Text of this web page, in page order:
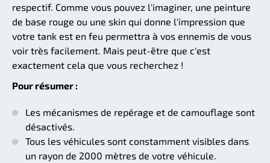
respectif. Comme vous pouvez l'imaginer, une peinture
de base rouge ou une skin qui donne l'impression que
votre tank est en feu permettra à vos ennemis de vous
voir très facilement. Mais peut-être que c'est
exactement cela que vous recherchez !
Pour résumer :
Les mécanismes de repérage et de camouflage sont
désactivés.
Tous les véhicules sont constamment visibles dans
un rayon de 2000 mètres de votre véhicule.